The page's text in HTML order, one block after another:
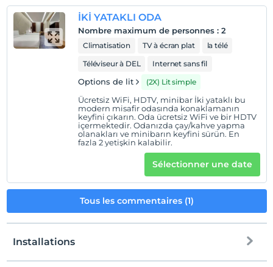
İKİ YATAKLI ODA
Nombre maximum de personnes : 2
Climatisation TV à écran plat
la télé
Téléviseur à DEL
Internet sans fil
Options de lit (2X) Lit simple
Ücretsiz WiFi, HDTV, minibar İki yataklı bu
modern misafir odasında konaklamanın
keyfini çıkarın. Oda ücretsiz WiFi ve bir HDTV
içermektedir. Odanızda çay/kahve yapma
olanakları ve minibarın keyfini sürün. En
fazla 2 yetişkin kalabilir.
Sélectionner une date
Tous les commentaires (1)
Installations